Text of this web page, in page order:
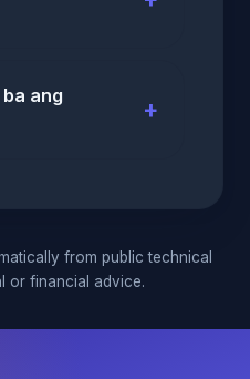
ang
from public technical
or financial advice.